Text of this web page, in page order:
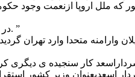
ملل اروپا ازنعمت وجود
” در ایران استقرار یک حکومت پارلمانی و متعهد به میثاق های قانونی برای دولت های غربی نیز مفیدتر خواهد بود. ”
کار سنجیده ی دیگری
اسعدبعنوان وزیر کشور